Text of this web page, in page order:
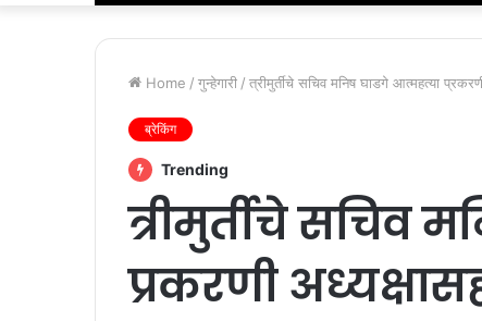
Home / गुन्हेगारी / त्रीमुर्तीचे सचिव मनिष घाडगे आत्महत्या
ब्रेकिंग
Trending
त्रीमुर्तीचे सचिव
प्रकरणी